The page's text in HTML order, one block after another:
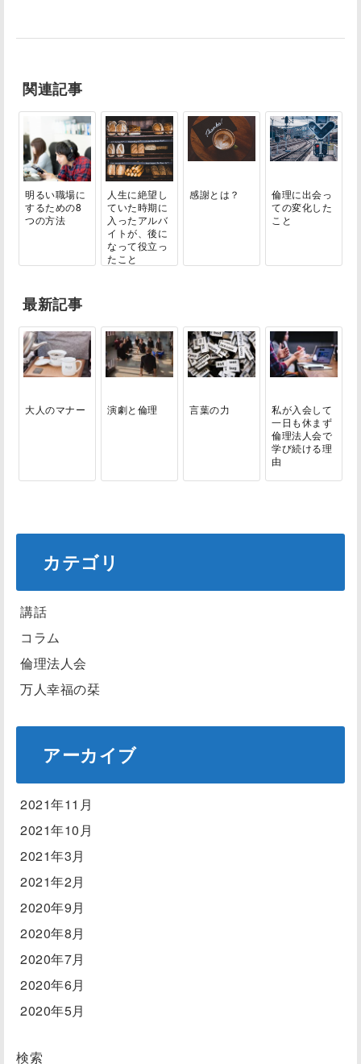
関連記事
明るい職場に
するための8
つの方法
人生に絶望し
ていた時期に
入ったアルバ
イトが、後に
なって役立っ
たこと
感謝とは？
倫理に出会っ
ての変化した
こと
最新記事
大人のマナー 演劇と倫理 言葉の力
私が入会して
一日も休まず
倫理法人会で
学び続ける理
由
カテゴリ
講話
コラム
倫理法人会
万人幸福の栞
アーカイブ
2021年11月
2021年10月
2021年3月
2021年2月
2020年9月
2020年8月
2020年7月
2020年6月
2020年5月
検索